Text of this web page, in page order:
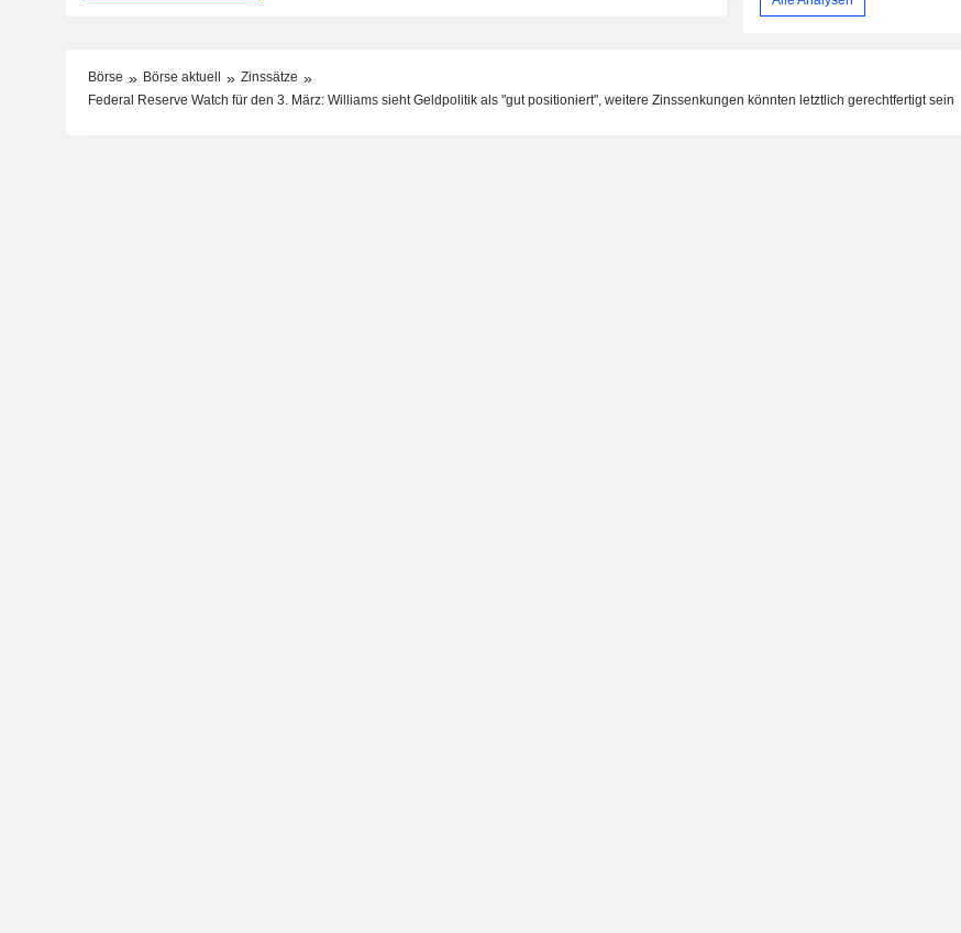
Börse Börse aktuell
Zinssätze
Federal Reserve Watch für den 3. März: Williams sieht Geldpolitik als "gut positioniert", weitere Zinssenkungen könnten letztlich gerechtfertigt sein